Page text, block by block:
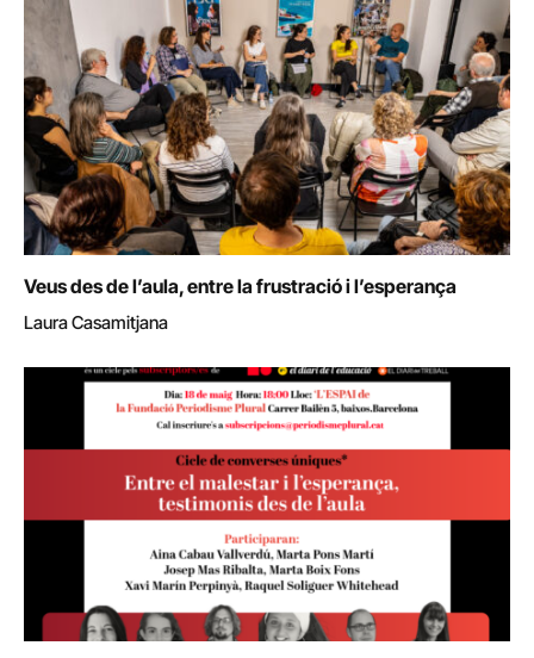
Veus des de l’aula, entre la frustració i l’esperança
Laura Casamitjana